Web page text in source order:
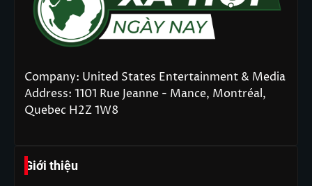
Company: United States Entertainment & Media
Address: 1101 Rue Jeanne - Mance, Montréal,
Quebec H2Z 1W8
Giới thiệu